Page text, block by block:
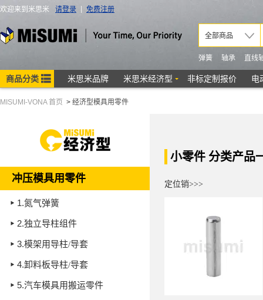
MISUMI-VONA 首页 > 经济型模具用零件
冲压模具用零件
1.氮气弹簧
2.独立导柱组件
3.模架用导柱/导套
4.卸料板导柱/导套
5.汽车模具用搬运零件
小零件 分类产品
定位销>>>